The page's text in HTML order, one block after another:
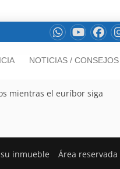
NOTICIAS / CONSEJOS
mientras el euríbor siga
inmueble Área reservada